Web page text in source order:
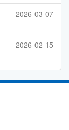
2026-03-07
2026-02-15